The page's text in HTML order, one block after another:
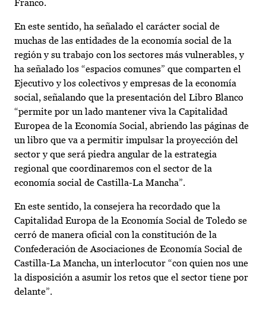
Franco.
En este sentido, ha señalado el carácter social de
muchas de las entidades de la economía social de la
región y su trabajo con los sectores más vulnerables, y
ha señalado los “espacios comunes” que comparten el
Ejecutivo y los colectivos y empresas de la economía
social, señalando que la presentación del Libro Blanco
“permite por un lado mantener viva la Capitalidad
Europea de la Economía Social, abriendo las páginas de
un libro que va a permitir impulsar la proyección del
sector y que será piedra angular de la estrategia
regional que coordinaremos con el sector de la
economía social de Castilla-La Mancha”.
En este sentido, la consejera ha recordado que la
Capitalidad Europa de la Economía Social de Toledo se
cerró de manera oficial con la constitución de la
Confederación de Asociaciones de Economía Social de
Castilla-La Mancha, un interlocutor “con quien nos une
la disposición a asumir los retos que el sector tiene por
delante”.